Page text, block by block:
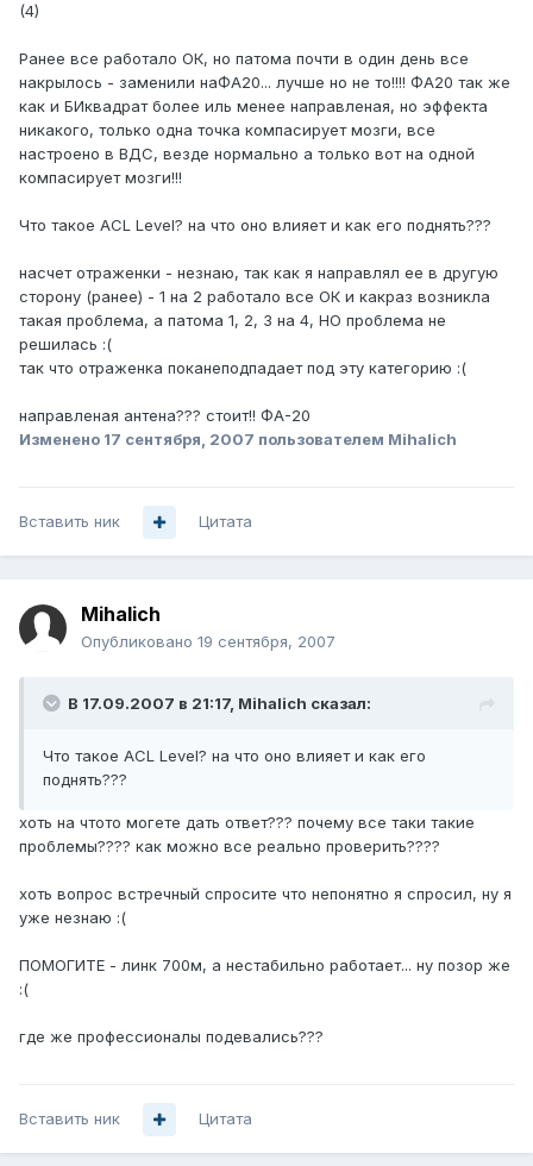
(4)
Ранее все работало ОК, но патома почти в один день все
накрылось - заменили наФА20... лучше но не то!!!! ФА20 так же
как и БИквадрат более иль менее направленая, но эффекта
никакого, только одна точка компасирует мозги, все
настроено в ВДС, везде нормально а только вот на одной
компасирует мозги!!!
Что такое ACL Level? на что оно влияет и как его поднять???
насчет отраженки - незнаю, так как я направлял ее в другую
сторону (ранее) - 1 на 2 работало все ОК и какраз возникла
такая проблема, а патома 1, 2, 3 на 4, НО проблема не
решилась :(
так что отраженка поканеподпадает под эту категорию :(
направленая антена??? стоит!! ФА-20
Изменено 17 сентября, 2007 пользователем Mihalich
Вставить ник Цитата
Mihalich
Опубликовано 19 сентября, 2007
В 17.09.2007 в 21:17, Mihalich сказал:
Что такое ACL Level? на что оно влияет и как его
поднять???
хоть на чтото могете дать ответ??? почему все таки такие
проблемы???? как можно все реально проверить????
хоть вопрос встречный спросите что непонятно я спросил, ну я
уже незнаю :(
ПОМОГИТЕ - линк 700м, а нестабильно работает... ну позор же
:(
где же профессионалы подевались???
Вставить ник Цитата